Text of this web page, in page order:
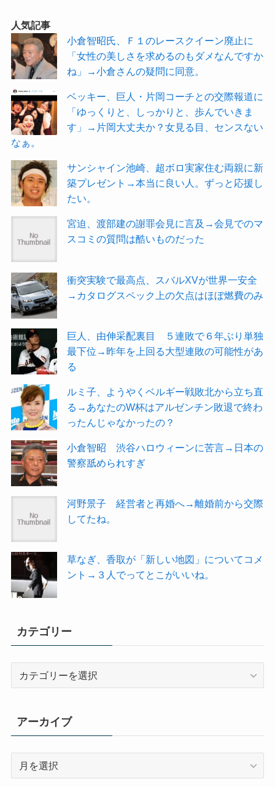
人気記事
小倉智昭氏、Ｆ１のレースクイーン廃止に
「女性の美しさを求めるのもダメなんですか
ね」→小倉さんの疑問に同意。
ベッキー、巨人・片岡コーチとの交際報道に
「ゆっくりと、しっかりと、歩んでいきま
す」→片岡大丈夫か？女見る目、センスない
なぁ。
サンシャイン池崎、超ボロ実家住む両親に新
築プレゼント→本当に良い人。ずっと応援し
たい。
宮迫、渡部建の謝罪会見に言及→会見でのマ
スコミの質問は酷いものだった
衝突実験で最高点、スバルXVが世界一安全
→カタログスペック上の欠点はほぼ燃費のみ
巨人、由伸采配裏目 ５連敗で６年ぶり単独
最下位→昨年を上回る大型連敗の可能性があ
る
ルミ子、ようやくベルギー戦敗北から立ち直
る→あなたのW杯はアルゼンチン敗退で終わ
ったんじゃなかったの？
小倉智昭 渋谷ハロウィーンに苦言→日本の
警察舐められすぎ
河野景子 経営者と再婚へ→離婚前から交際
してたね。
草なぎ、香取が「新しい地図」についてコメ
ント→３人でってとこがいいね。
カテゴリー
リ
ー
アーカイブ